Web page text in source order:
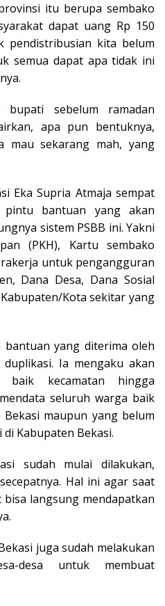
itu berupa sembako
dapat uang Rp 150
pendistribusian kita belum
semua dapat apa tidak ini
sebelum ramadan
apa pun bentuknya,
mau sekarang mah, yang
Eka Supria Atmaja sempat
pintu bantuan yang akan
sistem PSBB ini. Yakni
(PKH), Kartu sembako
untuk pengangguran
Dana Desa, Dana Sosial
Kota sekitar yang
bantuan yang diterima oleh
Ia mengaku akan
baik kecamatan hingga
seluruh warga baik
maupun yang belum
Kabupaten Bekasi.
sudah mulai dilakukan,
Hal ini agar saat
bisa langsung mendapatkan
juga sudah melakukan
desa untuk membuat